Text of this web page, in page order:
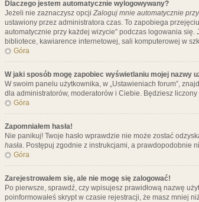
Dlaczego jestem automatycznie wylogowywany?
Jeżeli nie zaznaczysz opcji Zaloguj mnie automatycznie
ustawiony przez administratora czas. To zapobiega
automatycznie przy każdej wizycie” podczas logowania
bibliotece, kawiarence internetowej, sali komputerowej w
Góra
W jaki sposób mogę zapobiec wyświetlaniu mojej
W swoim panelu użytkownika, w „Ustawieniach forum”,
dla administratorów, moderatorów i Ciebie. Będziesz
Góra
Zapomniałem hasła!
Nie panikuj! Twoje hasło wprawdzie nie może zostać
hasła. Postępuj zgodnie z instrukcjami, a prawdopodobnie
Góra
Zarejestrowałem się, ale nie mogę się zalogować!
Po pierwsze, sprawdź, czy wpisujesz prawidłową nazwę
poinformowałeś skrypt w czasie rejestracji, że masz mniej